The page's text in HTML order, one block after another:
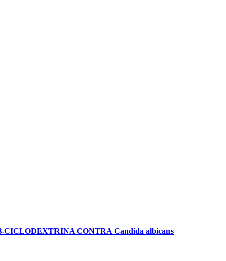
CONTRA Candida albicans